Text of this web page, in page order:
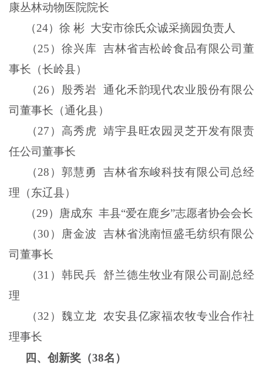
康丛林动物医院院长
（24）徐 彬 大安市徐氏众诚采摘园负责人
（25 ）徐兴库 吉林省吉松岭食品有限公司董
事长（长岭县）
（26 ）殷秀岩 通化禾韵现代农业股份有限公
司董事长（通化县）
（27 ）高秀虎
靖宇县旺农园灵芝开发有限责
任公司董事长
（28 ）郭慧勇
吉林省东峻科技有限公司总经
理（东辽县）
（29）唐成东 丰县“爱在鹿乡”志愿者协会会长
（30 ）唐金波
吉林省洮南恒盛毛纺织有限公
司董事长
（31 ）韩民兵
舒兰德生牧业有限公司副总经
理
（32 ）魏立龙
农安县亿家福农牧专业合作社
理事长
四、创新奖（38名）